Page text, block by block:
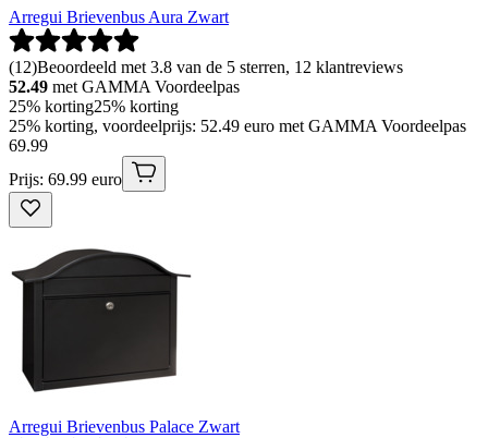
Arregui Brievenbus Aura Zwart
(12)Beoordeeld met 3.8 van de 5 sterren, 12 klantreviews
52.49 met GAMMA Voordeelpas
25% korting25% korting
25% korting, voordeelprijs: 52.49 euro met GAMMA Voordeelpas
69.99
Prijs: 69.99 euro
Arregui Brievenbus Palace Zwart